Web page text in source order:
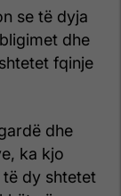
se të dyja
dhe
fqinje
dhe
ka kjo
dy shtetet